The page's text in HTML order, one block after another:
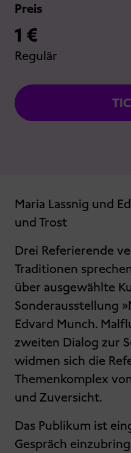
Preis
1 €
Regulär
Maria Lassnig und
und Trost
Drei Referierende
Traditionen
über ausgewählte
Sonderausstellung
Edvard Munch.
zweiten Dialog zur
widmen sich die
Themenkomplex
und Zuversicht.
Das Publikum ist
Gespräch